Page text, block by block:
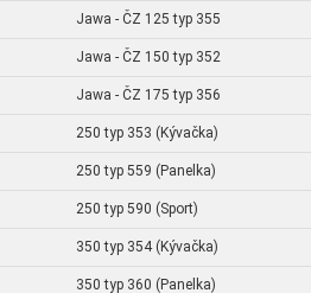
Jawa - ČZ 125 typ 355
Jawa - ČZ 150 typ 352
Jawa - ČZ 175 typ 356
250 typ 353 (Kývačka)
250 typ 559 (Panelka)
250 typ 590 (Sport)
350 typ 354 (Kývačka)
350 typ 360 (Panelka)